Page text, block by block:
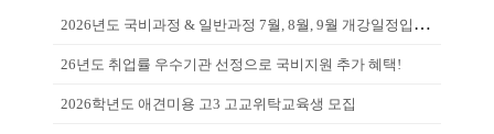
2026년도 국비과정 & 일반과정 7월, 8월, 9월 개강일정입니다!
26년도 취업률 우수기관 선정으로 국비지원 추가 혜택!
2026학년도 애견미용 고3 고교위탁교육생 모집